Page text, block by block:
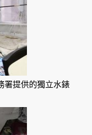
署提供的獨立水錶